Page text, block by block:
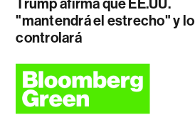
"mantendrá el estrecho" y lo
controlará